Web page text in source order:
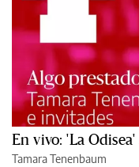
En vivo: 'La
Tamara Tenenbaum